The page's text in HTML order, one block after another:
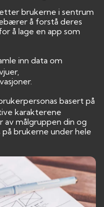
brukerne i sentrum
å forstå deres
å lage en app som
inn data om
basert på
karakterene
målgruppen din og
brukerne under hele